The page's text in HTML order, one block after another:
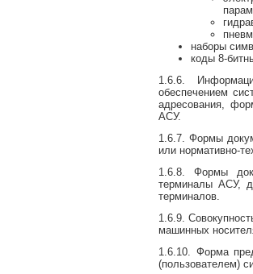
наборы
коды 8-
1.6.6.
обеспечением
адресования,
АСУ.
1.6.7. Формы
или нормативно-
1.6.8. Формы
терминалы АСУ,
терминалов.
1.6.9.
машинных
1.6.10. Форма
(пользователем)